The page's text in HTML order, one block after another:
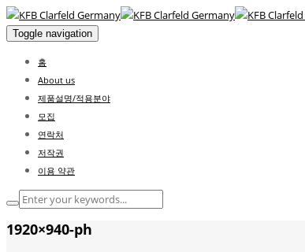
Toggle navigation
홈
About us
제품설명/적용분야
모집
연락처
저작권
이용 약관
1920×940-ph